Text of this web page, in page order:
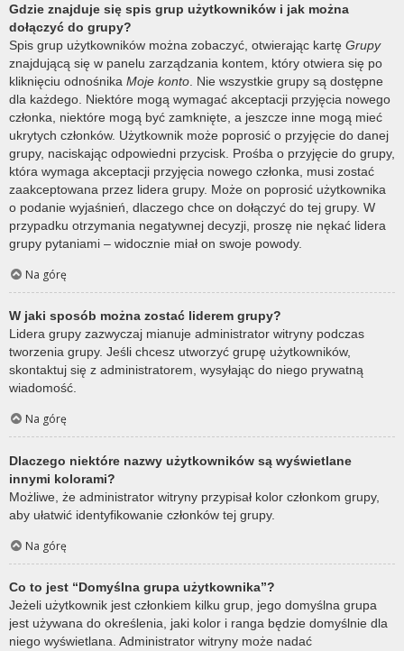
Gdzie znajduje się spis grup użytkowników i jak można
dołączyć do grupy?
Spis grup użytkowników można zobaczyć, otwierając kartę Grupy
znajdującą się w panelu zarządzania kontem, który otwiera się po
kliknięciu odnośnika Moje konto . Nie wszystkie grupy są dostępne
dla każdego. Niektóre mogą wymagać akceptacji przyjęcia nowego
członka, niektóre mogą być zamknięte, a jeszcze inne mogą mieć
ukrytych członków. Użytkownik może poprosić o przyjęcie do danej
grupy, naciskając odpowiedni przycisk. Prośba o przyjęcie do grupy,
która wymaga akceptacji przyjęcia nowego członka, musi zostać
zaakceptowana przez lidera grupy. Może on poprosić użytkownika
o podanie wyjaśnień, dlaczego chce on dołączyć do tej grupy. W
przypadku otrzymania negatywnej decyzji, proszę nie nękać lidera
grupy pytaniami – widocznie miał on swoje powody.
Na górę
W jaki sposób można zostać liderem grupy?
Lidera grupy zazwyczaj mianuje administrator witryny podczas
tworzenia grupy. Jeśli chcesz utworzyć grupę użytkowników,
skontaktuj się z administratorem, wysyłając do niego prywatną
wiadomość.
Na górę
Dlaczego niektóre nazwy użytkowników są wyświetlane
innymi kolorami?
Możliwe, że administrator witryny przypisał kolor członkom grupy,
aby ułatwić identyfikowanie członków tej grupy.
Na górę
Co to jest “Domyślna grupa użytkownika”?
Jeżeli użytkownik jest członkiem kilku grup, jego domyślna grupa
jest używana do określenia, jaki kolor i ranga będzie domyślnie dla
niego wyświetlana. Administrator witryny może nadać